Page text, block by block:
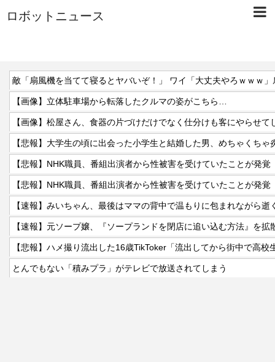
ロボットニュース
敵「扇風機を当てて寝るとヤバいぞ！」 ワイ「大丈夫やろｗｗｗ
【画像】立体駐車場から転落したクルマの姿がこちら…
【画像】松屋さん、食器の片づけだけでなく仕分けも客にやらせて
【悲報】NHK職員、番組出演者から性被害を受けていたことが発覚
【悲報】NHK職員、番組出演者から性被害を受けていたことが発覚
【速報】みいちゃん、最後はママの背中で温もりに包まれながら
【速報】元ソープ嬢、『ソープランドを閉店に追い込む方法』を
【悲報】ハメ撮り流出した16歳TikToker「流出してから街中で高校
とんでもない「積みプラ」がテレビで放送されてしまう